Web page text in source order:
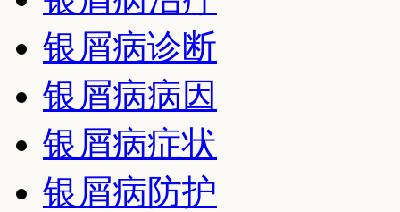
银屑病诊断
银屑病病因
银屑病症状
银屑病防护